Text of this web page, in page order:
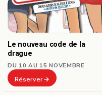
Le nouveau code de la
drague
DU 10 AU 15 NOVEMBRE
Réserver